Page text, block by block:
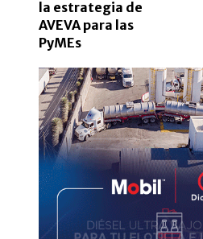
la estrategia de
AVEVA para las
PyMEs